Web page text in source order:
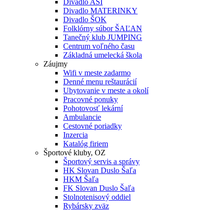
Divadlo ASI
Divadlo MATERINKY
Divadlo ŠOK
Folklórny súbor ŠAĽAN
Tanečný klub JUMPING
Centrum voľného času
Základná umelecká škola
Záujmy
Wifi v meste zadarmo
Denné menu reštaurácií
Ubytovanie v meste a okolí
Pracovné ponuky
Pohotovosť lekární
Ambulancie
Cestovné poriadky
Inzercia
Katalóg firiem
Športové kluby, OZ
Športový servis a správy
HK Slovan Duslo Šaľa
HKM Šaľa
FK Slovan Duslo Šaľa
Stolnotenisový oddiel
Rybársky zväz